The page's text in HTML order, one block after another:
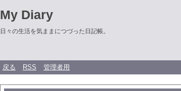
My Diary
日々の生活を気ままにつづった日記帳。
戻る RSS 管理者用